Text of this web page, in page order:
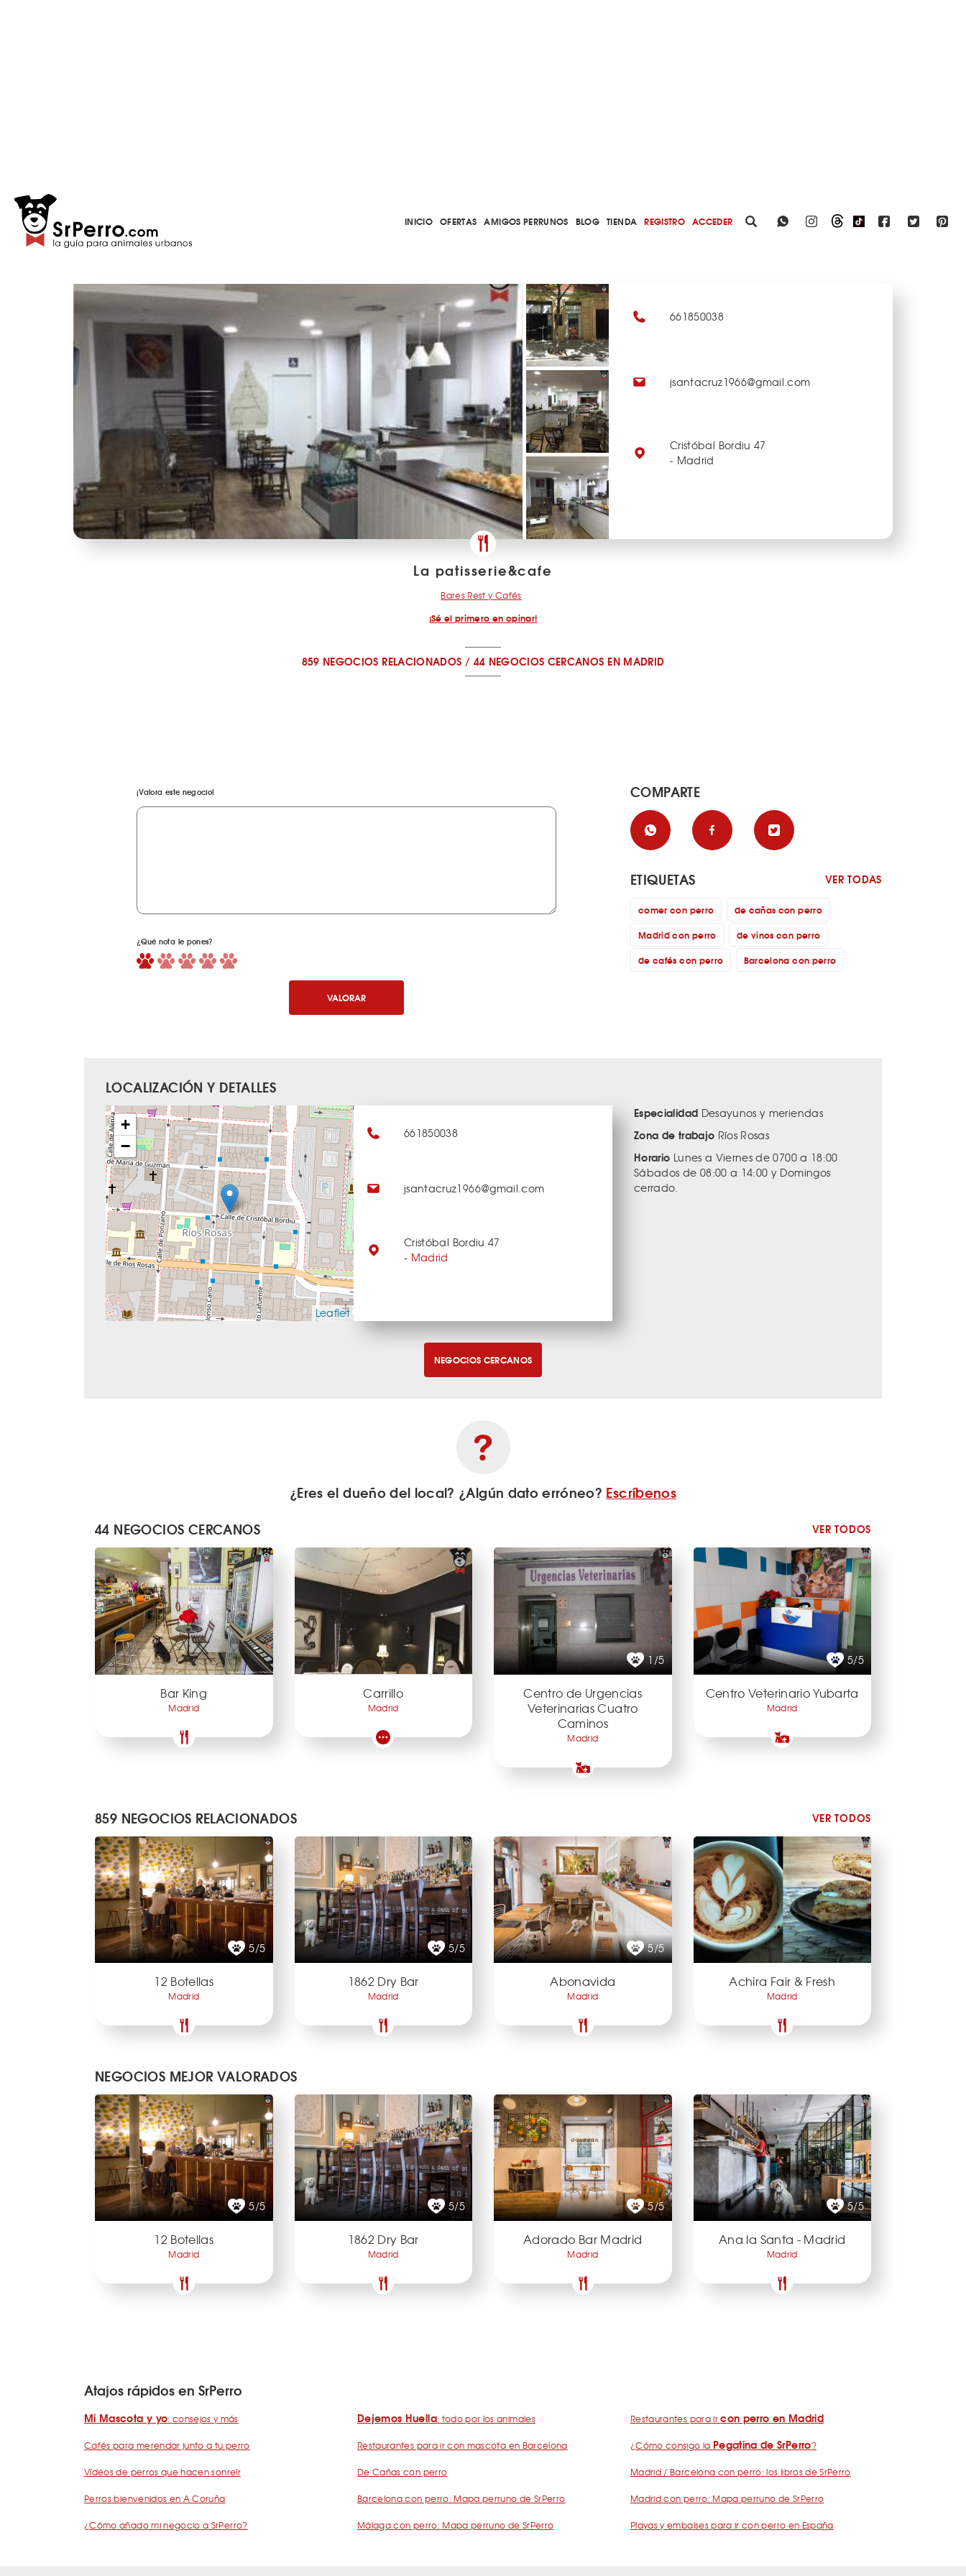
INICIO OFERTAS AMIGOS PERRUNOS BLOG TIENDA REGISTRO ACCEDER
661850038
jsantacruz1966@gmail.com
Cristóbal Bordiu 47
- Madrid
La patisserie&cafe
Bares Rest y Cafés
¡Sé el primero en opinar!
859 NEGOCIOS RELACIONADOS / 44 NEGOCIOS CERCANOS EN MADRID
¡Valora este negocio!
¿Qué nota le pones?
VALORAR
COMPARTE
ETIQUETAS VER TODAS
comer con perro
de cañas con perro
Madrid con perro
de vinos con perro
de cafés con perro
Barcelona con perro
LOCALIZACIÓN Y DETALLES
+
−
Leaflet
661850038
jsantacruz1966@gmail.com
Cristóbal Bordiu 47
- Madrid
Especialidad Desayunos y meriendas
Zona de trabajo Ríos Rosas
Horario Lunes a Viernes de 0700 a 18:00
Sábados de 08:00 a 14:00 y Domingos
cerrado.
NEGOCIOS CERCANOS
¿Eres el dueño del local? ¿Algún dato erróneo? Escríbenos
44 NEGOCIOS CERCANOS
VER TODOS
Bar King
Madrid
Carrillo
Madrid
1/5
Centro de Urgencias
Veterinarias Cuatro
Caminos
Madrid
5/5
Centro Veterinario Yubarta
Madrid
859 NEGOCIOS RELACIONADOS VER TODOS
5/5
12 Botellas
Madrid
5/5
1862 Dry Bar
Madrid
5/5
Abonavida
Madrid
Achira Fair & Fresh
Madrid
NEGOCIOS MEJOR VALORADOS
5/5
12 Botellas
Madrid
5/5
1862 Dry Bar
Madrid
5/5
Adorado Bar Madrid
Madrid
5/5
Ana la Santa - Madrid
Madrid
Atajos rápidos en SrPerro
Mi Mascota y yo: consejos y más
Cafés para merendar junto a tu perro
Vídeos de perros que hacen sonreír
Perros bienvenidos en A Coruña
¿Cómo añado mi negocio a SrPerro?
Dejemos Huella: todo por los animales
Restaurantes para ir con mascota en Barcelona
De Cañas con perro
Barcelona con perro: Mapa perruno de SrPerro
Málaga con perro: Mapa perruno de SrPerro
Restaurantes para ircon perro en Madrid
¿Cómo consigo la Pegatina de SrPerro?
Madrid / Barcelona con perro: los libros de SrPerro
Madrid con perro: Mapa perruno de SrPerro
Playas y embalses para ir con perro en España